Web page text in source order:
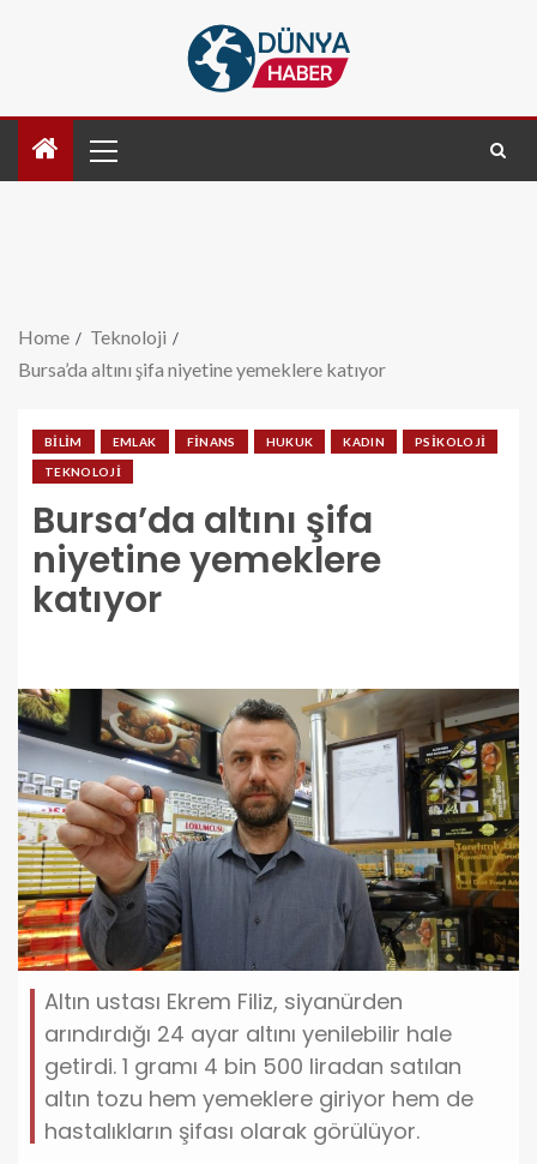
Home
Teknoloji
Bursa’da altını şifa niyetine yemeklere katıyor
BILIM EMLAK FINANS HUKUK KADIN PSIKOLOJI
TEKNOLOJI
Bursa’da altını şifa
niyetine yemeklere
katıyor
Altın ustası Ekrem Filiz, siyanürden
arındırdığı 24 ayar altını yenilebilir hale
getirdi. 1 gramı 4 bin 500 liradan satılan
altın tozu hem yemeklere giriyor hem de
hastalıkların şifası olarak görülüyor.